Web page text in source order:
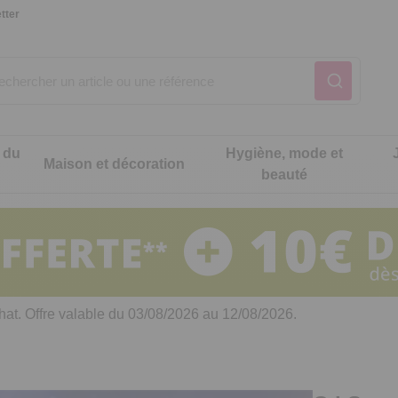
cuisine
de cuisine malins
Notre produit du
Notre produit du
Maison et décoration
Notre produit du
Hygiène, mode et
beauté
intimité
Notre produit du
Notre produit du
Notre produit du
Offre valable du 03/08/2026 au 12/08/2026.